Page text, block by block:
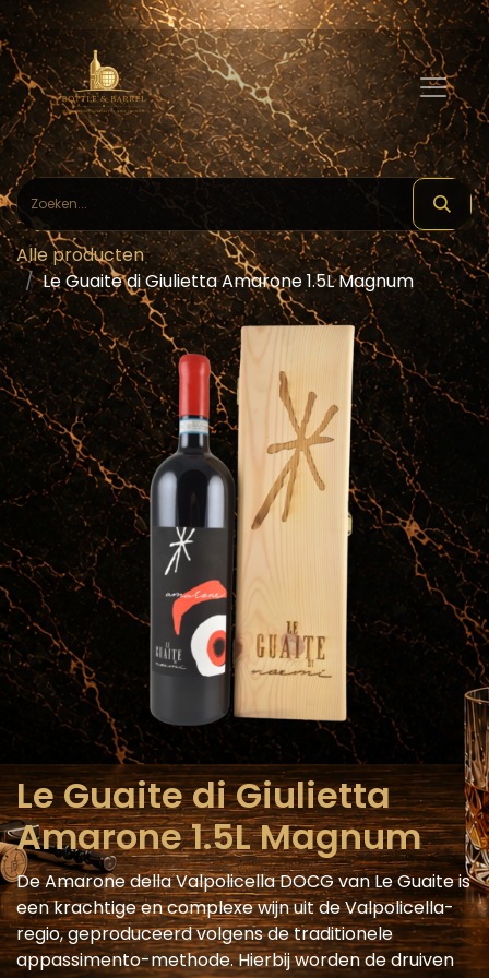
Alle producten
Le Guaite di Giulietta Amarone 1.5L Magnum
Le Guaite di Giulietta
Amarone 1.5L Magnum
De Amarone della Valpolicella DOCG van Le Guaite is
een krachtige en complexe wijn uit de Valpolicella-
regio, geproduceerd volgens de traditionele
appassimento-methode. Hierbij worden de druiven